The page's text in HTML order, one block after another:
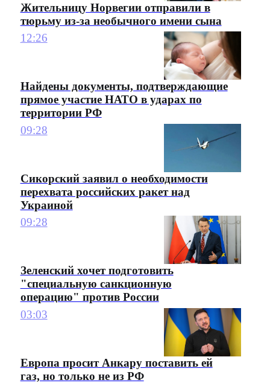
Жительницу Норвегии отправили в
тюрьму из-за необычного имени сына
12:26
Найдены документы, подтверждающие
прямое участие НАТО в ударах по
территории РФ
09:28
Сикорский заявил о необходимости
перехвата российских ракет над
Украиной
09:28
Зеленский хочет подготовить
"специальную санкционную
операцию" против России
03:03
Европа просит Анкару поставить ей
газ, но только не из РФ